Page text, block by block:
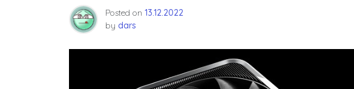
Posted on 13.12.2022
by dars